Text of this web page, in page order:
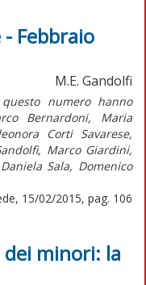
- Febbraio
M.E. Gandolfi
numero hanno
Bernardoni, Maria
Corti Savarese,
Marco Giardini,
Sala, Domenico
15/02/2015, pag. 106
dei minori: la